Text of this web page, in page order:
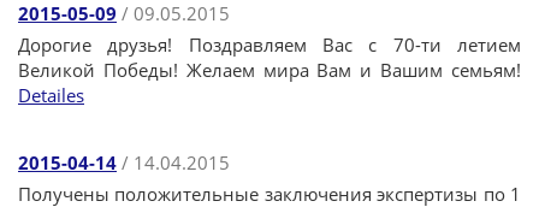
2015-05-09 / 09.05.2015
Дорогие друзья! Поздравляем Вас с 70-ти летием
Великой Победы! Желаем мира Вам и Вашим семьям!
Detailes
2015-04-14 / 14.04.2015
Получены положительные заключения экспертизы по 1